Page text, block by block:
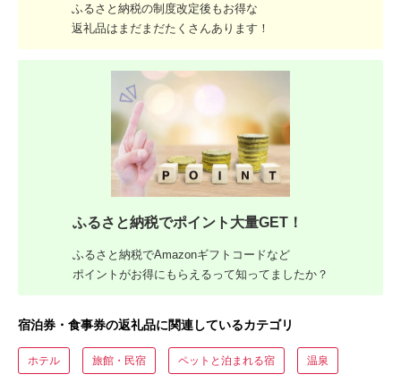
ふるさと納税の制度改定後もお得な
返礼品はまだまだたくさんあります！
ふるさと納税でポイント大量GET！
ふるさと納税でAmazonギフトコードなど
ポイントがお得にもらえるって知ってましたか？
宿泊券・食事券の返礼品に関連しているカテゴリ
ホテル 旅館・民宿 ペットと泊まれる宿 温泉